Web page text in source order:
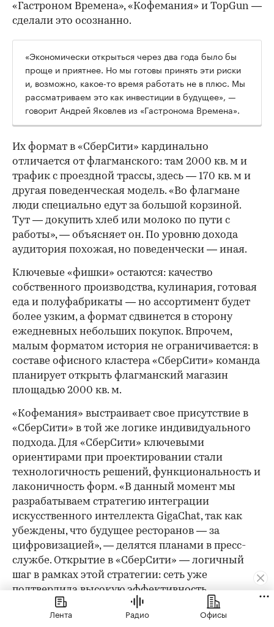
«Гастроном Времена», «Кофемания» и TopGun —
сделали это осознанно.
«Экономически открыться через два года было бы
проще и приятнее. Но мы готовы принять эти риски
и, возможно, какое-то время работать не в плюс. Мы
рассматриваем это как инвестиции в будущее», —
говорит Андрей Яковлев из «Гастронома Времена».
Их формат в «СберСити» кардинально
отличается от флагманского: там 2000 кв. м и
трафик с проездной трассы, здесь — 170 кв. м и
другая поведенческая модель. «Во флагмане
люди специально едут за большой корзиной.
Тут — докупить хлеб или молоко по пути с
работы», — объясняет он. По уровню дохода
аудитория похожая, но поведенчески — иная.
Ключевые «фишки» остаются: качество
собственного производства, кулинария, готовая
еда и полуфабрикаты — но ассортимент будет
более узким, а формат сдвинется в сторону
ежедневных небольших покупок. Впрочем,
малым форматом история не ограничивается: в
составе офисного кластера «СберСити» команда
планирует открыть флагманский магазин
площадью 2000 кв. м.
«Кофемания» выстраивает свое присутствие в
«СберСити» в той же логике индивидуального
подхода. Для «СберСити» ключевыми
ориентирами при проектировании стали
технологичность решений, функциональность и
лаконичность форм. «В данный момент мы
разрабатываем стратегию интеграции
искусственного интеллекта GigaChat, так как
убеждены, что будущее ресторанов — за
цифровизацией», — делятся планами в пресс-
службе. Открытие в «СберСити» — логичный
шаг в рамках этой стратегии: сеть уже
подтвердила высокую эффективность
Новорижского направления.
Лента Радио Офисы